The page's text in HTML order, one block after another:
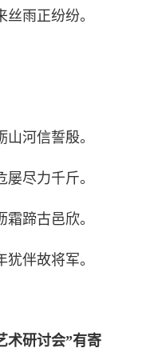
雨正纷纷。
河信誓殷。
尽力千斤。
蹄古邑欣。
伴故将军。
术研讨会”有寄